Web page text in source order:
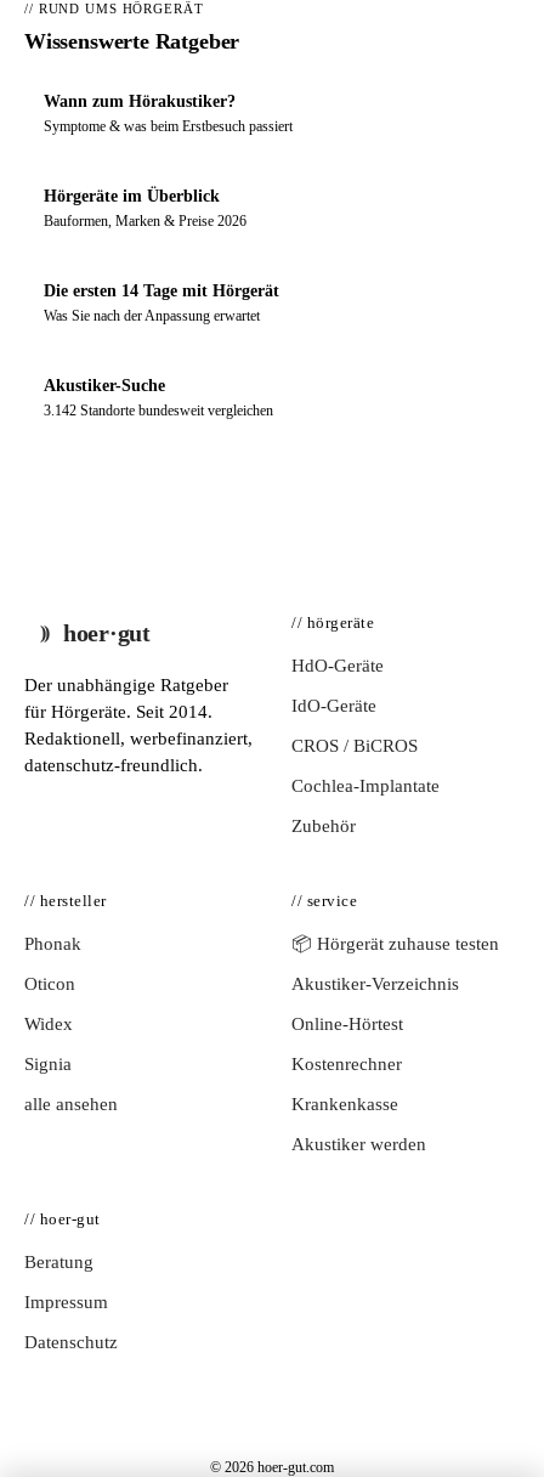
// RUND UMS HÖRGERÄT
Wissenswerte Ratgeber
Wann zum Hörakustiker?
Symptome & was beim Erstbesuch passiert
Hörgeräte im Überblick
Bauformen, Marken & Preise 2026
Die ersten 14 Tage mit Hörgerät
Was Sie nach der Anpassung erwartet
Akustiker-Suche
3.142 Standorte bundesweit vergleichen
hoer·gut
Der unabhängige Ratgeber
für Hörgeräte. Seit 2014.
Redaktionell, werbefinanziert,
datenschutz-freundlich.
// hörgeräte
HdO-Geräte
IdO-Geräte
CROS / BiCROS
Cochlea-Implantate
Zubehör
// hersteller
Phonak
Oticon
Widex
Signia
alle ansehen
// service
📦 Hörgerät zuhause testen
Akustiker-Verzeichnis
Online-Hörtest
Kostenrechner
Krankenkasse
Akustiker werden
// hoer-gut
Beratung
Impressum
Datenschutz
© 2026 hoer-gut.com